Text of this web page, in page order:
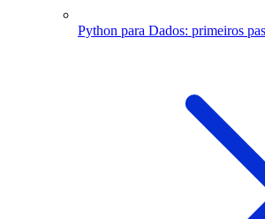
Python para Dados: primeiros